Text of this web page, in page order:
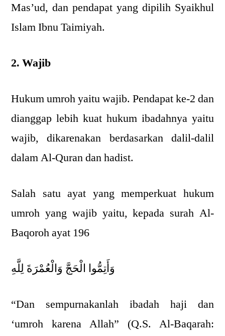
Mas’ud, dan pendapat yang dipilih Syaikhul
Islam Ibnu Taimiyah.
2. Wajib
Hukum umroh yaitu wajib. Pendapat ke-2 dan
dianggap lebih kuat hukum ibadahnya yaitu
wajib, dikarenakan berdasarkan dalil-dalil
dalam Al-Quran dan hadist.
Salah satu ayat yang memperkuat hukum
umroh yang wajib yaitu, kepada surah Al-
Baqoroh ayat 196
وَأَتِمُّوا الْحَجَّ وَالْعُمْرَةَ لِلَّهِ
“Dan sempurnakanlah ibadah haji dan
‘umroh karena Allah” (Q.S. Al-Baqarah: